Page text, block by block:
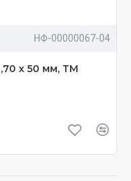
НФ-00000067-04
x 50 мм, ТМ